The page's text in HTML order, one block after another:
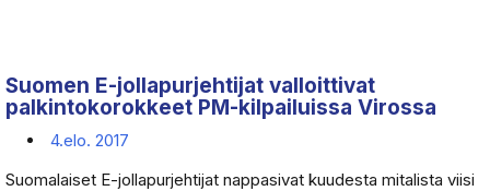
Suomen E-jollapurjehtijat valloittivat
palkintokorokkeet PM-kilpailuissa Virossa
4.elo. 2017
Suomalaiset E-jollapurjehtijat nappasivat kuudesta mitalista viisi